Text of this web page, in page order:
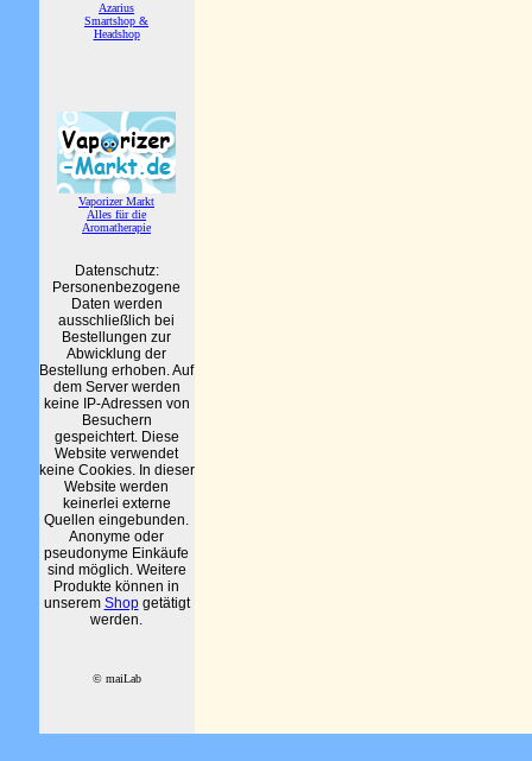
Azarius
Smartshop &
Headshop
Vaporizer Markt
Alles für die
Aromatherapie
Datenschutz:
Personenbezogene
Daten werden
ausschließlich bei
Bestellungen zur
Abwicklung der
Bestellung erhoben. Auf
dem Server werden
keine IP-Adressen von
Besuchern
gespeichtert. Diese
Website verwendet
keine Cookies. In dieser
Website werden
keinerlei externe
Quellen eingebunden.
Anonyme oder
pseudonyme Einkäufe
sind möglich. Weitere
Produkte können in
unserem Shopgetätigt
werden.
© maiLab